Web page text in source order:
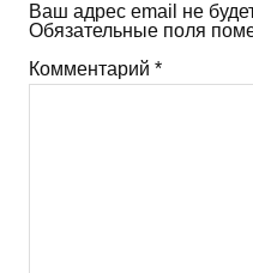
Ваш адрес email не
Обязательные поля
Комментарий *